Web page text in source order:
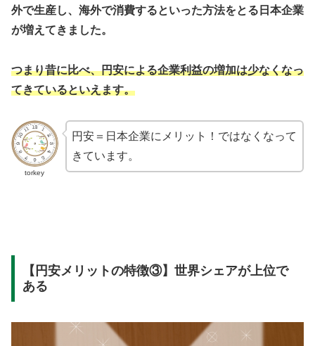
外で生産し、海外で消費するといった方法をとる日本企業
が増えてきました。
つまり昔に比べ、円安による企業利益の増加は少なくなっ
てきているといえます。
torkey
円安＝日本企業にメリット！ではなくなって
きています。
【円安メリットの特徴③】世界シェアが上位で
ある